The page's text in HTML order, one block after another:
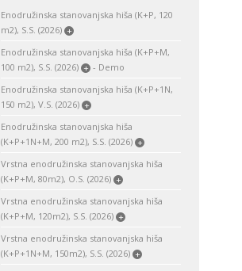
Enodružinska stanovanjska hiša (K+P, 120
m2), S.S. (2026) +
Enodružinska stanovanjska hiša (K+P+M,
100 m2), S.S. (2026) + - Demo
Enodružinska stanovanjska hiša (K+P+1N,
150 m2), V.S. (2026) +
Enodružinska stanovanjska hiša
(K+P+1N+M, 200 m2), S.S. (2026) +
Vrstna enodružinska stanovanjska hiša
(K+P+M, 80m2), O.S. (2026) +
Vrstna enodružinska stanovanjska hiša
(K+P+M, 120m2), S.S. (2026) +
Vrstna enodružinska stanovanjska hiša
(K+P+1N+M, 150m2), S.S. (2026) +